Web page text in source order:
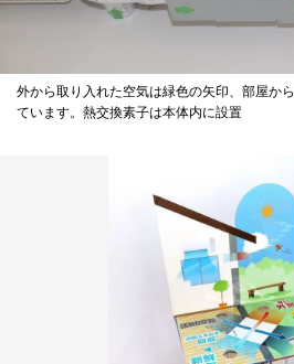
外から取り入れた空気は緑色の矢印、部屋か
ています。熱交換素子は本体内に設置